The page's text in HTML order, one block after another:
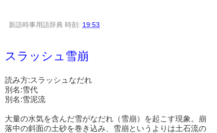
新語時事用語辞典 時刻: 19:53
スラッシュ雪崩
読み方:スラッシュなだれ
別名:雪代
別名:雪泥流
大量の水気を含んだ雪がなだれ（雪崩）を起こす現象。崩
落中の斜面の土砂を巻き込み、雪崩というよりは土石流の